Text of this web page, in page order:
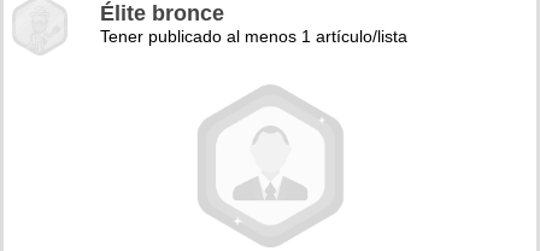
Élite bronce
Tener publicado al menos 1 artículo/lista